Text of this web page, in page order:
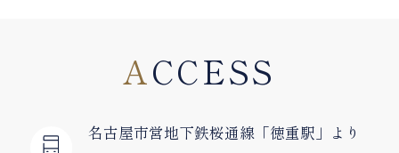
A CCESS
名古屋市営地下鉄桜通線 「徳重駅」より